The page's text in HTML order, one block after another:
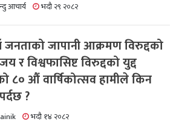
आचार्य भदौ २९ २०८२
जनताको जापानी आक्रमण विरुद्दको
र विश्वफासिष्ट विरुद्दको युद्द
८० औं वार्षिकोत्सव हामीले किन
?
भदौ १४ २०८२